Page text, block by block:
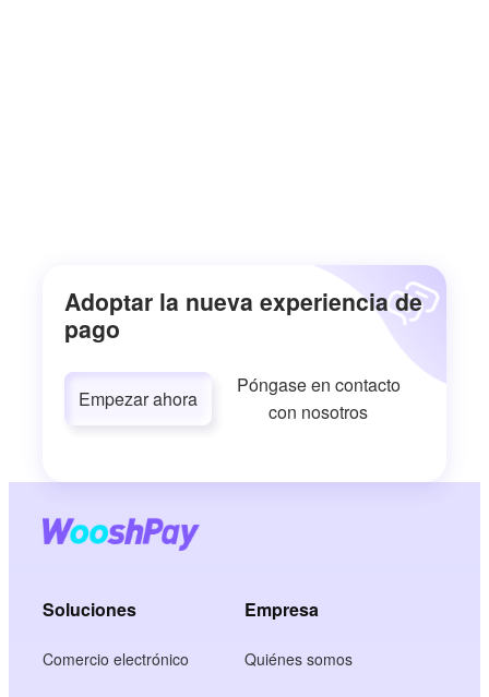
Adoptar la nueva experiencia de
pago
Empezar ahora
Póngase en contacto
con nosotros
Soluciones
Comercio electrónico
Empresa
Quiénes somos